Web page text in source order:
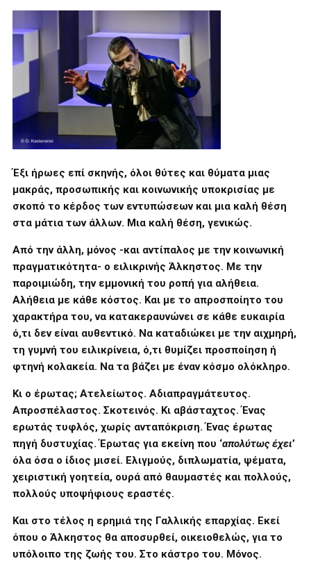
Έξι ήρωες επί σκηνής, όλοι θύτες και θύματα μιας
μακράς, προσωπικής και κοινωνικής υποκρισίας με
σκοπό το κέρδος των εντυπώσεων και μια καλή θέση
στα μάτια των άλλων. Μια καλή θέση, γενικώς.
Από την άλλη, μόνος -και αντίπαλος με την κοινωνική
πραγματικότητα- ο ειλικρινής Άλκηστος. Με την
παροιμιώδη, την εμμονική του ροπή για αλήθεια.
Αλήθεια με κάθε κόστος. Και με το απροσποίητο του
χαρακτήρα του, να κατακεραυνώνει σε κάθε ευκαιρία
ό,τι δεν είναι αυθεντικό. Να καταδιώκει με την αιχμηρή,
τη γυμνή του ειλικρίνεια, ό,τι θυμίζει προσποίηση ή
φτηνή κολακεία. Να τα βάζει με έναν κόσμο ολόκληρο.
Κι ο έρωτας; Ατελείωτος. Αδιαπραγμάτευτος.
Απροσπέλαστος. Σκοτεινός. Κι αβάσταχτος. Ένας
ερωτάς τυφλός, χωρίς ανταπόκριση. Ένας έρωτας
πηγή δυστυχίας. Έρωτας για εκείνη που ‘απολύτως έχει’
όλα όσα ο ίδιος μισεί. Ελιγμούς, διπλωματία, ψέματα,
χειριστική γοητεία, ουρά από θαυμαστές και πολλούς,
πολλούς υποψήφιους εραστές.
Και στο τέλος η ερημιά της Γαλλικής επαρχίας. Εκεί
όπου ο Άλκηστος θα αποσυρθεί, οικειοθελώς, για το
υπόλοιπο της ζωής του. Στο κάστρο του. Μόνος.